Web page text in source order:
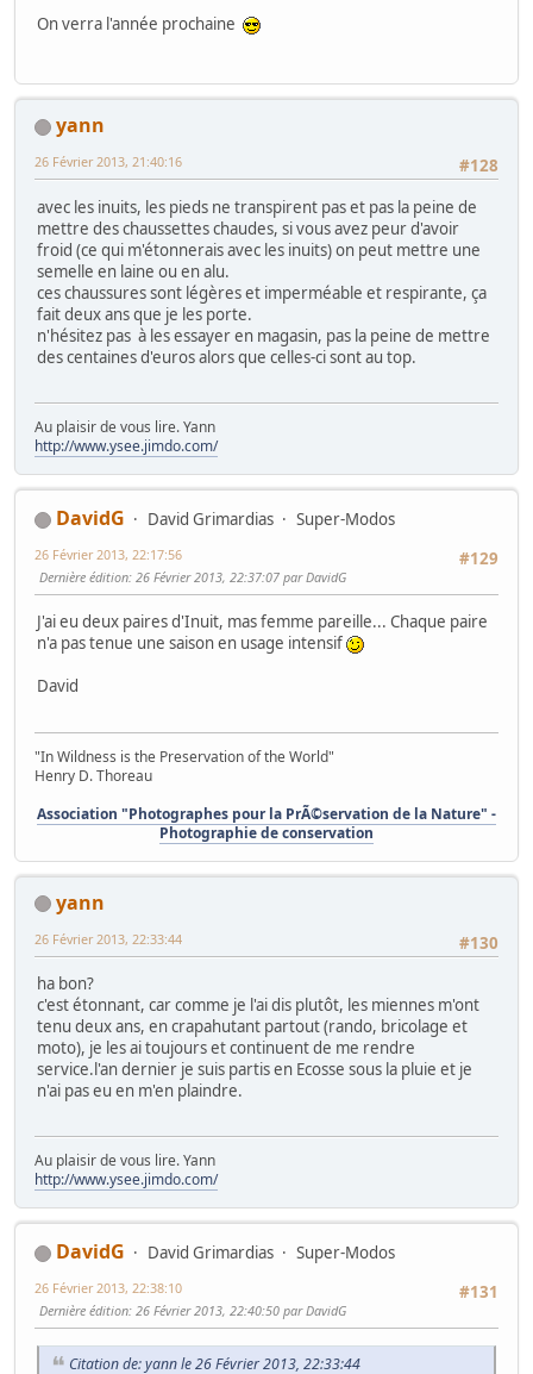
On verra l'année prochaine
yann
#128
26 Février 2013, 21:40:16
avec les inuits, les pieds ne transpirent pas et pas la peine de
mettre des chaussettes chaudes, si vous avez peur d'avoir
froid (ce qui m'étonnerais avec les inuits) on peut mettre une
semelle en laine ou en alu.
ces chaussures sont légères et imperméable et respirante, ça
fait deux ans que je les porte.
n'hésitez pas à les essayer en magasin, pas la peine de mettre
des centaines d'euros alors que celles-ci sont au top.
Au plaisir de vous lire. Yann
http://www.ysee.jimdo.com/
DavidG David Grimardias
Super-Modos
#129
26 Février 2013, 22:17:56
Dernière édition: 26 Février 2013, 22:37:07 par DavidG
J'ai eu deux paires d'Inuit, mas femme pareille... Chaque paire
n'a pas tenue une saison en usage intensif
David
"In Wildness is the Preservation of the World"
Henry D. Thoreau
Association "Photographes pour la PrÃ©servation de la Nature" -
Photographie de conservation
yann
#130
26 Février 2013, 22:33:44
ha bon?
c'est étonnant, car comme je l'ai dis plutôt, les miennes m'ont
tenu deux ans, en crapahutant partout (rando, bricolage et
moto), je les ai toujours et continuent de me rendre
service.l'an dernier je suis partis en Ecosse sous la pluie et je
n'ai pas eu en m'en plaindre.
Au plaisir de vous lire. Yann
http://www.ysee.jimdo.com/
DavidG David Grimardias
Super-Modos
#131
26 Février 2013, 22:38:10
Dernière édition: 26 Février 2013, 22:40:50 par DavidG
Citation de: yann le 26 Février 2013, 22:33:44